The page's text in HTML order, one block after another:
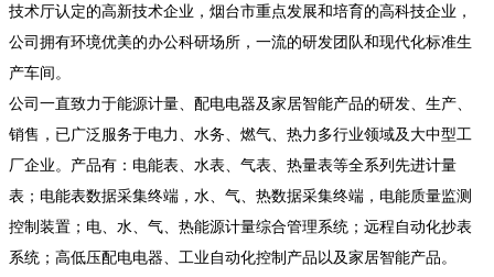
技术厅认定的高新技术企业，烟台市重点发展和培育的高科技企业，
公司拥有环境优美的办公科研场所，一流的研发团队和现代化标准生
产车间。
公司一直致力于能源计量、配电电器及家居智能产品的研发、生产、
销售，已广泛服务于电力、水务、燃气、热力多行业领域及大中型工
厂企业。产品有：电能表、水表、气表、热量表等全系列先进计量
表；电能表数据采集终端，水、气、热数据采集终端，电能质量监测
控制装置；电、水、气、热能源计量综合管理系统；远程自动化抄表
系统；高低压配电电器、工业自动化控制产品以及家居智能产品。